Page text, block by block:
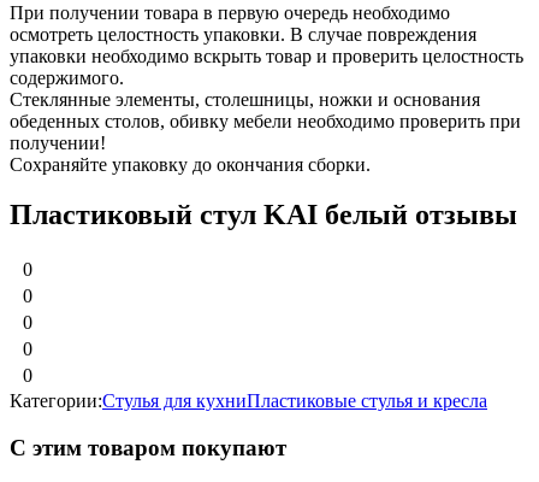
При получении товара в первую очередь необходимо
осмотреть целостность упаковки. В случае повреждения
упаковки необходимо вскрыть товар и проверить целостность
содержимого.
Стеклянные элементы, столешницы, ножки и основания
обеденных столов, обивку мебели необходимо проверить при
получении!
Сохраняйте упаковку до окончания сборки.
Пластиковый стул KAI белый отзывы
0
0
0
0
0
Категории:Стулья для кухниПластиковые стулья и кресла
С этим товаром покупают